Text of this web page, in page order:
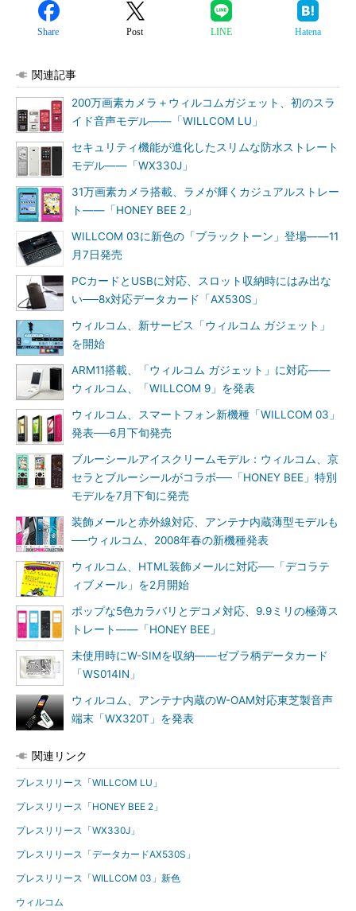
Share Post LINE Hatena
関連記事
200万画素カメラ＋ウィルコムガジェット、初のスラ
イド音声モデル――「WILLCOM LU」
セキュリティ機能が進化したスリムな防水ストレート
モデル――「WX330J」
31万画素カメラ搭載、ラメが輝くカジュアルストレー
ト――「HONEY BEE 2」
WILLCOM 03に新色の「ブラックトーン」登場――11
月7日発売
PCカードとUSBに対応、スロット収納時にはみ出な
い──8x対応データカード「AX530S」
ウィルコム、新サービス「ウィルコム ガジェット」
を開始
ARM11搭載、「ウィルコム ガジェット」に対応――
ウィルコム、「WILLCOM 9」を発表
ウィルコム、スマートフォン新機種「WILLCOM 03」
発表──6月下旬発売
ブルーシールアイスクリームモデル：ウィルコム、京
セラとブルーシールがコラボ──「HONEY BEE」特別
モデルを7月下旬に発売
装飾メールと赤外線対応、アンテナ内蔵薄型モデルも
──ウィルコム、2008年春の新機種発表
ウィルコム、HTML装飾メールに対応──「デコラテ
ィブメール」を2月開始
ポップな5色カラバリとデコメ対応、9.9ミリの極薄ス
トレート――「HONEY BEE」
未使用時にW-SIMを収納――ゼブラ柄データカード
「WS014IN」
ウィルコム、アンテナ内蔵のW-OAM対応東芝製音声
端末「WX320T」を発表
関連リンク
プレスリリース「WILLCOM LU」
プレスリリース「HONEY BEE 2」
プレスリリース「WX330J」
プレスリリース「データカードAX530S」
プレスリリース「WILLCOM 03」新色
ウィルコム